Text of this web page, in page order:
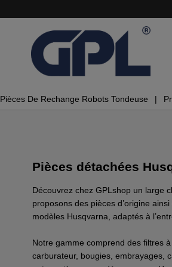
Pièces De Rechange Robots Tondeuse
Pièces détachées
Découvrez chez GPLshop un large
proposons des pièces d’origine
modèles Husqvarna, adaptés à
Notre gamme comprend des filtres
carburateur, bougies, embrayages,